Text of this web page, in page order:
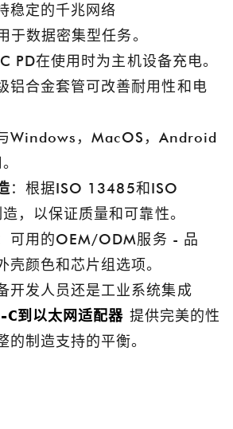
稳定的千兆网络
于数据密集型任务。
PD在使用时为主机设备充电。
铝合金套管可改善耐用性和电
Windows，MacOS，Android
：根据ISO 13485和ISO
，以保证质量和可靠性。
可用的OEM/ODM服务 - 品
壳颜色和芯片组选项。
开发人员还是工业系统集成
C到以太网适配器 提供完美的性
的制造支持的平衡。